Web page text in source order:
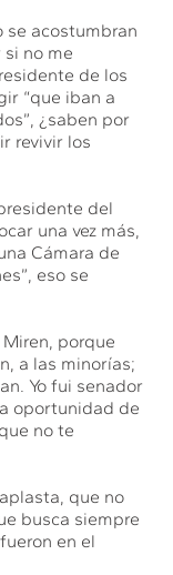
se acostumbran
si no me
de los
“que iban a
¿saben por
revivir los
del
una vez más,
Cámara de
eso se
porque
a las minorías;
Yo fui senador
oportunidad de
no te
que no
busca siempre
en el